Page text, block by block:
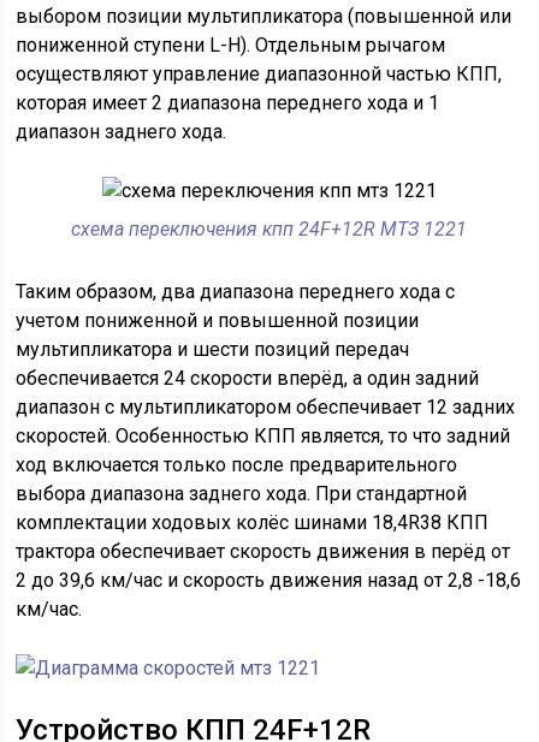
выбором позиции мультипликатора (повышенной или
пониженной ступени L-H). Отдельным рычагом
осуществляют управление диапазонной частью КПП,
которая имеет 2 диапазона переднего хода и 1
диапазон заднего хода.
схема переключения кпп 24F+12R МТЗ 1221
Таким образом, два диапазона переднего хода с
учетом пониженной и повышенной позиции
мультипликатора и шести позиций передач
обеспечивается 24 скорости вперёд, а один задний
диапазон с мультипликатором обеспечивает 12 задних
скоростей. Особенностью КПП является, то что задний
ход включается только после предварительного
выбора диапазона заднего хода. При стандартной
комплектации ходовых колёс шинами 18,4R38 КПП
трактора обеспечивает скорость движения в перёд от
2 до 39,6 км/час и скорость движения назад от 2,8 -18,6
км/час.
Устройство КПП 24F+12R